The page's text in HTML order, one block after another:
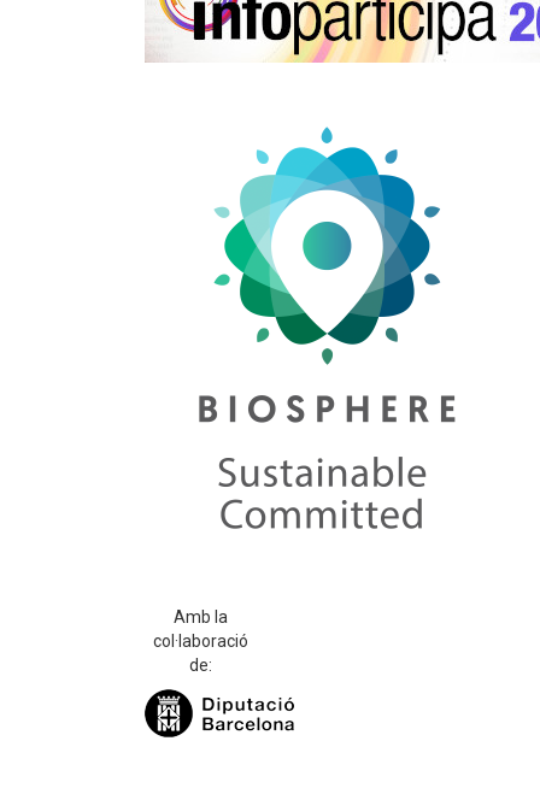
Amb la
col·laboració
de: